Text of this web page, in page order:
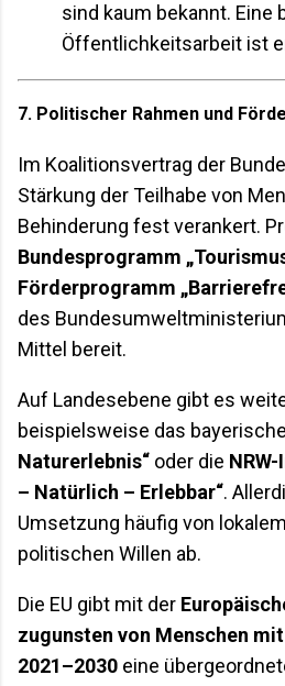
sind kaum bekannt. Eine
Öffentlichkeitsarbeit ist
7. Politischer Rahmen und
Im Koalitionsvertrag der
Stärkung der Teilhabe von
Behinderung fest verankert.
Bundesprogramm
Förderprogramm
des
Mittel bereit.
Auf Landesebene gibt es
beispielsweise das bayerische
Naturerlebnis“ oder die
– Natürlich – Erlebbar“.
Umsetzung häufig von
politischen Willen ab.
Die EU gibt mit der
zugunsten von Menschen
2021–2030 eine